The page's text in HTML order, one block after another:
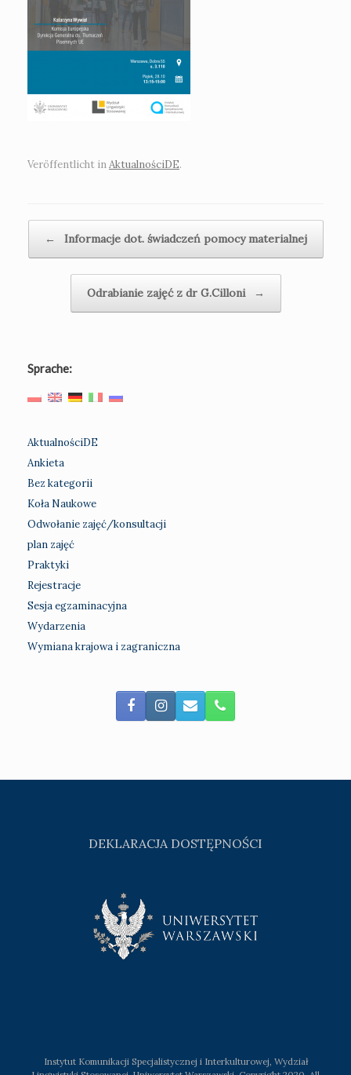
Veröffentlicht inAktualnościDE.
← Informacje dot. świadczeń pomocy materialnej
Odrabianie zajęć z dr G.Cilloni →
Sprache:
AktualnościDE
Ankieta
Bez kategorii
Koła Naukowe
Odwołanie zajęć/konsultacji
plan zajęć
Praktyki
Rejestracje
Sesja egzaminacyjna
Wydarzenia
Wymiana krajowa i zagraniczna
DEKLARACJA DOSTĘPNOŚCI
Instytut Komunikacji Specjalistycznej i Interkulturowej, Wydział